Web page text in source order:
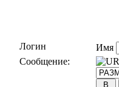
Логин
Имя
Сообщение: